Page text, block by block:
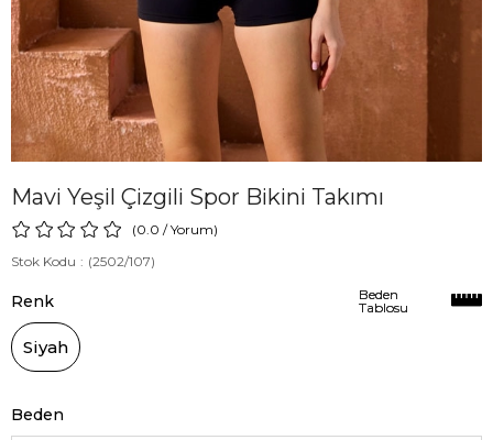
Mavi Yeşil Çizgili Spor Bikini Takımı
0.0 /Yorum)
Stok Kodu
(2502/107)
Renk
Siyah
Beden
Beden
Tablosu
Beden
Tablosu